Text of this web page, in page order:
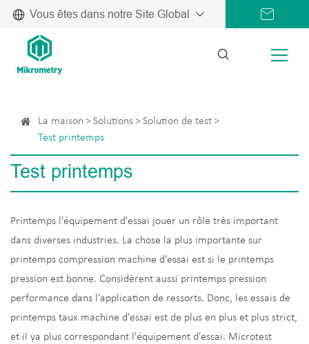
Vous êtes dans notre Site Global
La maison Solutions
Solution de test
Test printemps
Test printemps
Printemps l'équipement d'essai jouer un rôle très important
dans diverses industries. La chose la plus importante sur
printemps compression machine d'essai est si le printemps
pression est bonne. Considèrent aussi printemps pression
performance dans l'application de ressorts. Donc, les essais de
printemps taux machine d'essai est de plus en plus et plus strict,
et il ya plus correspondant l'équipement d'essai. Microtest